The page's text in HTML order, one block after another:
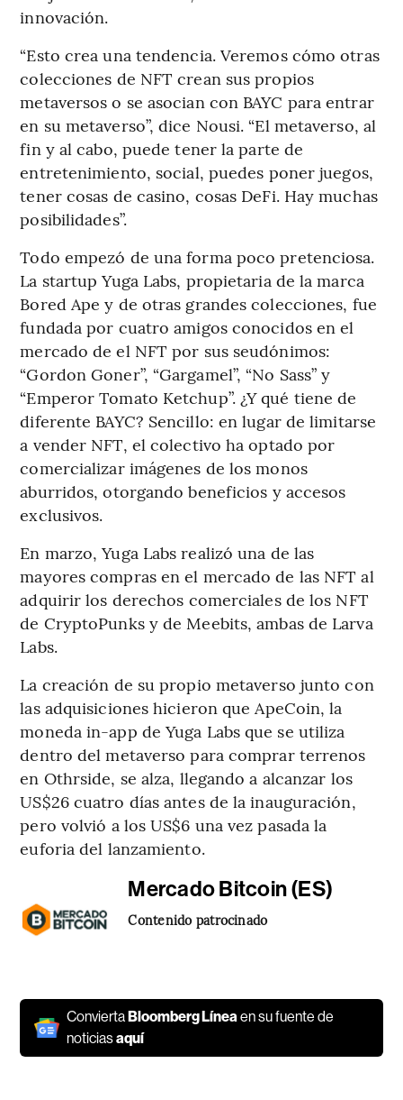
innovación.
“Esto crea una tendencia. Veremos cómo otras
colecciones de NFT crean sus propios
metaversos o se asocian con BAYC para entrar
en su metaverso”, dice Nousi. “El metaverso, al
fin y al cabo, puede tener la parte de
entretenimiento, social, puedes poner juegos,
tener cosas de casino, cosas DeFi. Hay muchas
posibilidades”.
Todo empezó de una forma poco pretenciosa.
La startup Yuga Labs, propietaria de la marca
Bored Ape y de otras grandes colecciones, fue
fundada por cuatro amigos conocidos en el
mercado de el NFT por sus seudónimos:
“Gordon Goner”, “Gargamel”, “No Sass” y
“Emperor Tomato Ketchup”. ¿Y qué tiene de
diferente BAYC? Sencillo: en lugar de limitarse
a vender NFT, el colectivo ha optado por
comercializar imágenes de los monos
aburridos, otorgando beneficios y accesos
exclusivos.
En marzo, Yuga Labs realizó una de las
mayores compras en el mercado de las NFT al
adquirir los derechos comerciales de los NFT
de CryptoPunks y de Meebits, ambas de Larva
Labs.
La creación de su propio metaverso junto con
las adquisiciones hicieron que ApeCoin, la
moneda in-app de Yuga Labs que se utiliza
dentro del metaverso para comprar terrenos
en Othrside, se alza, llegando a alcanzar los
US$26 cuatro días antes de la inauguración,
pero volvió a los US$6 una vez pasada la
euforia del lanzamiento.
Mercado Bitcoin (ES)
Contenido patrocinado
ConviertaBloomberg Líneaen su fuente de
noticiasaquí